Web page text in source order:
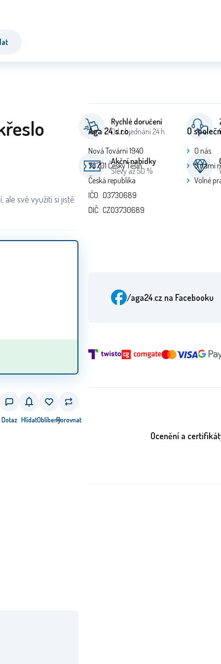
ale své využití si jistě
Dotaz HlídatOblíbenýPorovnat
Rychlé doručení
Od objednání 24 h
Akční nabídky
Slevy až 50 %
Aga 24 s.r.o.
Nová Tovární 1940
73701 Český Těšín
Česká republika
IČO: 03730689
DIČ: CZ03730689
O
O nás
S námi
Volné
/aga24.cz na Facebooku
Ocenění a